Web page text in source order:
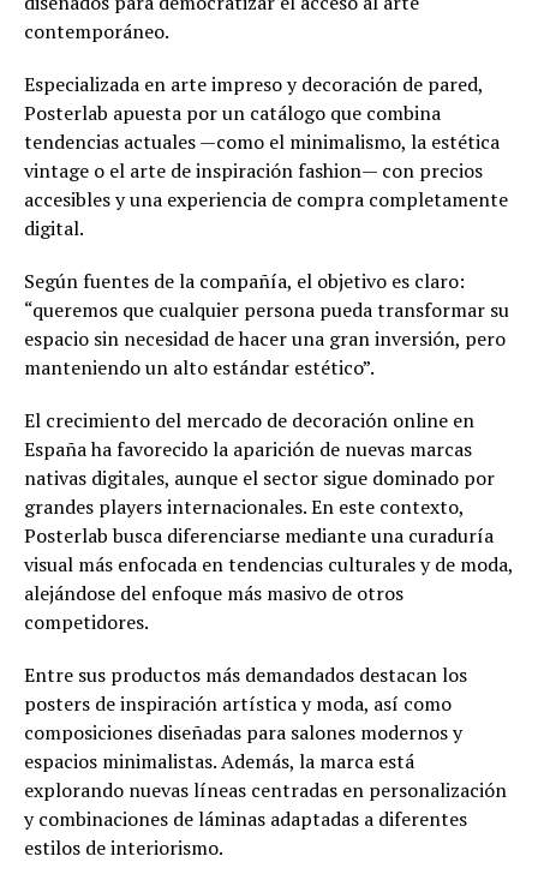
contemporáneo.
Especializada en arte impreso y decoración de pared,
Posterlab apuesta por un catálogo que combina
tendencias actuales —como el minimalismo, la estética
vintage o el arte de inspiración fashion— con precios
accesibles y una experiencia de compra completamente
digital.
Según fuentes de la compañía, el objetivo es claro:
“queremos que cualquier persona pueda transformar su
espacio sin necesidad de hacer una gran inversión, pero
manteniendo un alto estándar estético”.
El crecimiento del mercado de decoración online en
España ha favorecido la aparición de nuevas marcas
nativas digitales, aunque el sector sigue dominado por
grandes players internacionales. En este contexto,
Posterlab busca diferenciarse mediante una curaduría
visual más enfocada en tendencias culturales y de moda,
alejándose del enfoque más masivo de otros
competidores.
Entre sus productos más demandados destacan los
posters de inspiración artística y moda, así como
composiciones diseñadas para salones modernos y
espacios minimalistas. Además, la marca está
explorando nuevas líneas centradas en personalización
y combinaciones de láminas adaptadas a diferentes
estilos de interiorismo.